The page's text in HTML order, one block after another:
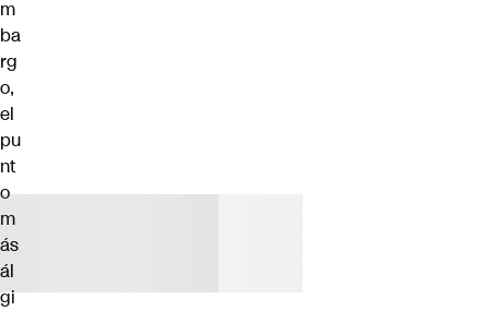
m
ba
rg
o,
el
pu
nt
o
m
ás
ál
gi